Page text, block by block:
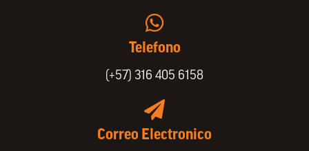
Telefono
(+57) 316 405 6158
Correo Electronico